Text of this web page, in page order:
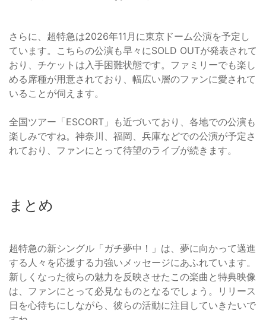
さらに、超特急は2026年11月に東京ドーム公演を予定し
ています。こちらの公演も早々にSOLD OUTが発表されて
おり、チケットは入手困難状態です。ファミリーでも楽し
める席種が用意されており、幅広い層のファンに愛されて
いることが伺えます。
全国ツアー「ESCORT」も近づいており、各地での公演も
楽しみですね。神奈川、福岡、兵庫などでの公演が予定さ
れており、ファンにとって待望のライブが続きます。
まとめ
超特急の新シングル「ガチ夢中！」は、夢に向かって邁進
する人々を応援する力強いメッセージにあふれています。
新しくなった彼らの魅力を反映させたこの楽曲と特典映像
は、ファンにとって必見なものとなるでしょう。リリース
日を心待ちにしながら、彼らの活動に注目していきたいで